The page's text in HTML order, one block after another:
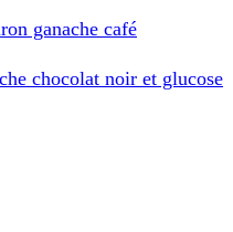
ganache café
chocolat noir et glucose